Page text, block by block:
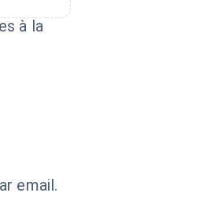
à la
email.